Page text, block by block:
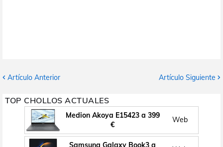
Artículo Anterior Artículo Siguiente
TOP CHOLLOS ACTUALES
Medion Akoya E15423 a 399
€
Web
Samsung Galaxy Book3 a